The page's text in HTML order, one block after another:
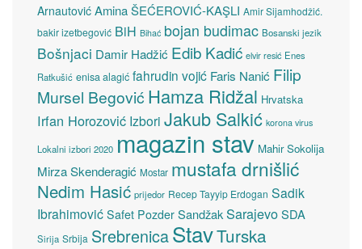
Arnautović Amina ŠEĆEROVIĆ-KAŞLI Amir Sijamhodžić.
bakir izetbegović BiH Bihać bojan budimac Bosanski jezik
Bošnjaci Damir Hadžić Edib Kadić elvir resić Enes
Ratkušić enisa alagić fahrudin vojić Faris Nanić Filip
Mursel Begović Hamza Ridžal Hrvatska
Irfan Horozović Izbori Jakub Salkić korona virus
Lokalni izbori 2020 magazin stav Mahir Sokolija
Mirza Skenderagić Mostar mustafa drnišlić
Nedim Hasić prijedor Recep Tayyip Erdogan Sadik
Ibrahimović Safet Pozder SandžakSarajevoSDA
Sirija Srbija SrebrenicaStavTurska